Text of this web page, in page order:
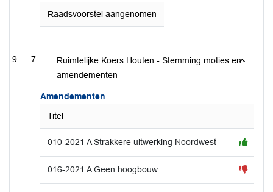
Raadsvoorstel aangenomen
7
Ruimtelijke Koers Houten - Stemming moties en
amendementen
Amendementen
Titel
010-2021 A Strakkere uitwerking Noordwest
016-2021 A Geen hoogbouw